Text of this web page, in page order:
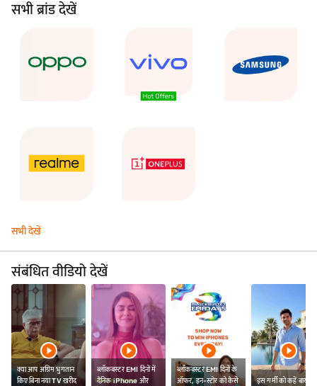
सभी ब्रांड देखें
सभी देखें
संबंधित वीडियो देखें
क्या आप अग्रिम भुगतान
किए बिना नया TV खरीद
ब्लॉकबस्टर EMI दिनों में
दैनिक iPhone और
ब्लॉकबस्टर EMI दिनों के
ऑफर, इन-स्टोर को कैसे
इस गर्मी को कहें बाय-